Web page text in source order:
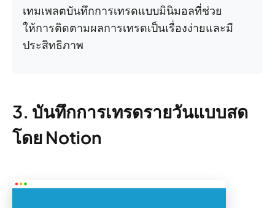
เทมเพลตบันทึกการเทรดแบบมินิมอลที่ช่วย
ให้การติดตามผลการเทรดเป็นเรื่องง่ายและมี
ประสิทธิภาพ
3. บันทึกการเทรดรายวันแบบสด
โดย Notion